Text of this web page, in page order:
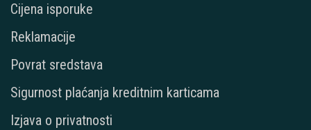
Cijena isporuke
Reklamacije
Povrat sredstava
Sigurnost plaćanja kreditnim karticama
Izjava o privatnosti